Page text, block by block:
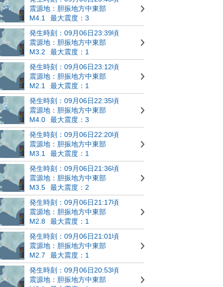
震源地：胆振地方中東部
M4.1
最大震度：3
発生時刻：09月06日23:39頃
震源地：胆振地方中東部
M3.2
最大震度：1
発生時刻：09月06日23:12頃
震源地：胆振地方中東部
M2.1
最大震度：1
発生時刻：09月06日22:35頃
震源地：胆振地方中東部
M4.0
最大震度：3
発生時刻：09月06日22:20頃
震源地：胆振地方中東部
M3.1
最大震度：1
発生時刻：09月06日21:36頃
震源地：胆振地方中東部
M3.5
最大震度：2
発生時刻：09月06日21:17頃
震源地：胆振地方中東部
M2.8
最大震度：1
発生時刻：09月06日21:01頃
震源地：胆振地方中東部
M2.7
最大震度：1
発生時刻：09月06日20:53頃
震源地：胆振地方中東部